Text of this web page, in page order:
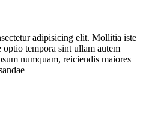
adipisicing elit. Mollitia iste
optio tempora sint ullam autem
numquam, reiciendis maiores